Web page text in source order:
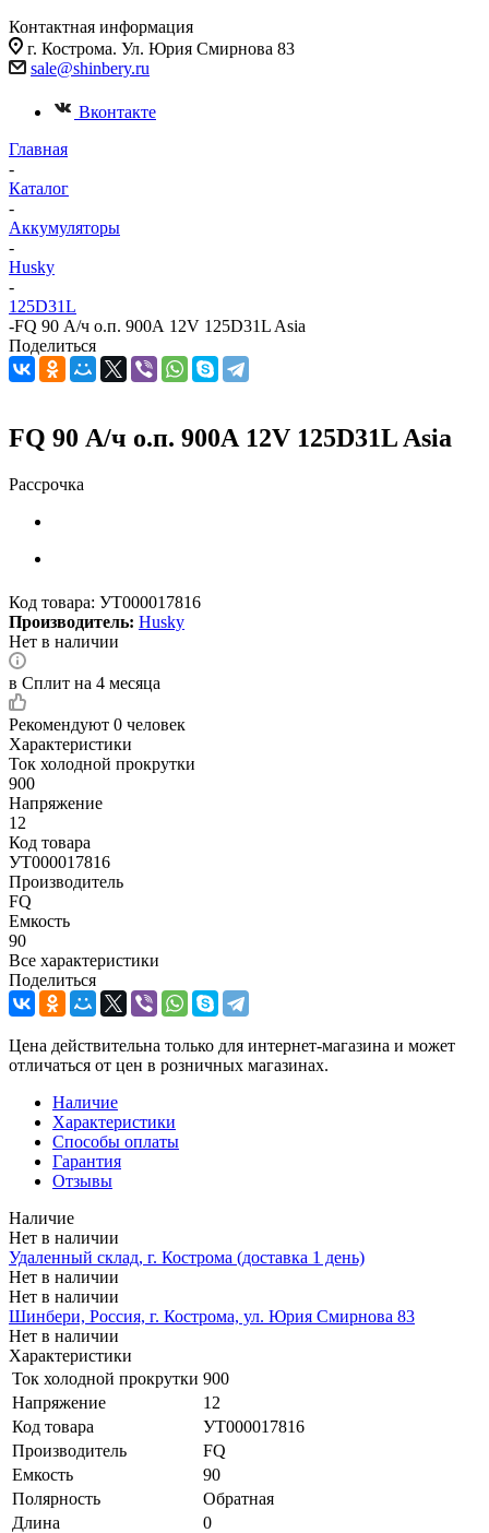
Контактная информация
г. Кострома. Ул. Юрия Смирнова 83
sale@shinbery.ru
Вконтакте
Главная
-
Каталог
-
Аккумуляторы
-
Husky
-
125D31L
-FQ 90 А/ч о.п. 900А 12V 125D31L Asia
Поделиться
FQ 90 А/ч о.п. 900А 12V 125D31L Asia
Рассрочка
Код товара: УТ000017816
Производитель: Husky
Нет в наличии
в Сплит на 4 месяца
Рекомендуют 0 человек
Характеристики
Ток холодной прокрутки
900
Напряжение
12
Код товара
УТ000017816
Производитель
FQ
Емкость
90
Все характеристики
Поделиться
Цена действительна только для интернет-магазина и может
отличаться от цен в розничных магазинах.
Наличие
Характеристики
Способы оплаты
Гарантия
Отзывы
Наличие
Нет в наличии
Удаленный склад, г. Кострома (доставка 1 день)
Нет в наличии
Нет в наличии
Шинбери, Россия, г. Кострома, ул. Юрия Смирнова 83
Нет в наличии
Характеристики
Ток холодной прокрутки 900
Напряжение
12
Код товара
УТ000017816
Производитель
FQ
Емкость
90
Полярность
Обратная
Длина
0